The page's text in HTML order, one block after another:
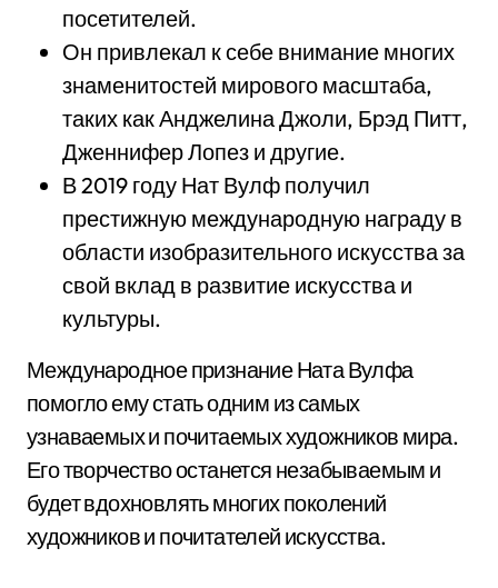
посетителей.
Он привлекал к себе внимание многих
знаменитостей мирового масштаба,
таких как Анджелина Джоли, Брэд Питт,
Дженнифер Лопез и другие.
В 2019 году Нат Вулф получил
престижную международную награду в
области изобразительного искусства за
свой вклад в развитие искусства и
культуры.
Международное признание Ната Вулфа
помогло ему стать одним из самых
узнаваемых и почитаемых художников мира.
Его творчество останется незабываемым и
будет вдохновлять многих поколений
художников и почитателей искусства.